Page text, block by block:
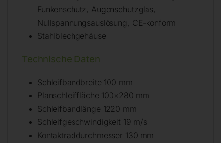
Funkenschutz, Augenschutzglas,
Nullspannungsauslösung, CE-konform
Stahlblechgehäuse
Technische Daten
Schleifbandbreite 100 mm
Planschleiffläche 100×280 mm
Schleifbandlänge 1220 mm
Schleifgeschwindigkeit 19 m/s
Kontaktraddurchmesser 130 mm